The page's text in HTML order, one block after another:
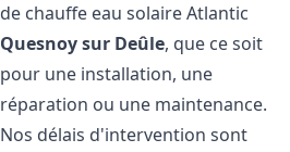
de chauffe eau solaire Atlantic
Quesnoy sur Deûle, que ce soit
pour une installation, une
réparation ou une maintenance.
Nos délais d'intervention sont